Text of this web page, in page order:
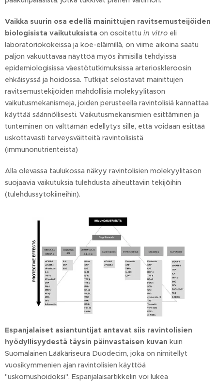
Vaikka suurin osa edellä mainittujen ravitsemusteijöiden
biologisista vaikutuksista on osoitettu in vitro eli
laboratoriokokeissa ja koe-eläimillä, on viime aikoina saatu
paljon vakuuttavaa näyttöä myös ihmisillä tehdyissä
epidemiologisissa väestötutkimuksissa arterioskleroosin
ehkäisyssä ja hoidossa. Tutkijat selostavat mainittujen
ravitsemustekijöiden mahdollisia molekyylitason
vaikutusmekanismeja, joiden perusteella ravintolisiä kannattaa
käyttää säännöllisesti. Vaikutusmekanismien esittäminen ja
tunteminen on välttämän edellytys sille, että voidaan esittää
uskottavasti terveysväitteitä ravintolisistä
(immunonutrienteista)
Alla olevassa taulukossa näkyy ravintolisien molekyylitason
suojaavia vaikutuksia tulehdusta aiheuttaviin tekijöihin
(tulehdussytokiineihin).
Espanjalaiset asiantuntijat antavat siis ravintolisien
hyödyllisyydestä täysin päinvastaisen kuvan kuin
Suomalainen Lääkäriseura Duodecim, joka on nimitellyt
vuosikymmenien ajan ravintolisien käyttöä
"uskomushoidoksi". Espanjalaisartikkelin voi lukea